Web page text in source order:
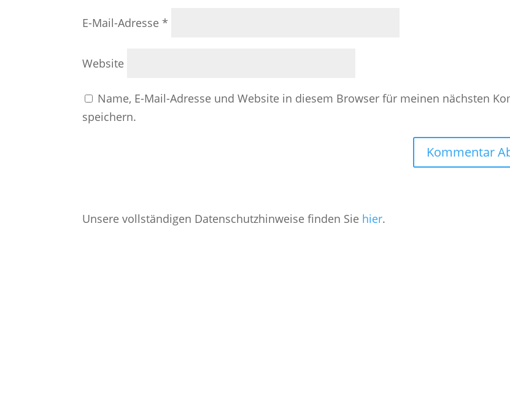
E-Mail-Adresse*
Website
Name, E-Mail-Adresse und Website in diesem Browser für meinen nächsten
speichern.
Unsere vollständigen Datenschutzhinweise finden Sie hier.